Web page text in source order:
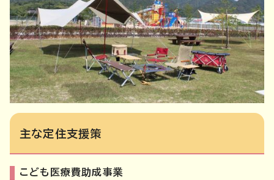
主な定住支援策
こども医療費助成事業